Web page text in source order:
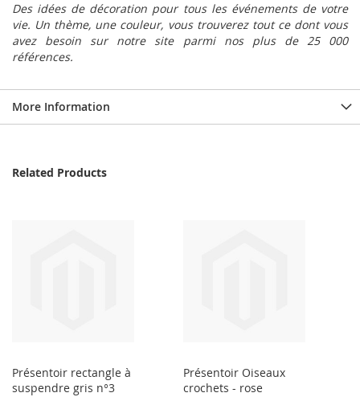
Des idées de décoration pour tous les événements de votre
vie. Un thème, une couleur, vous trouverez tout ce dont vous
avez besoin sur notre site parmi nos plus de 25 000
références.
More Information
Related Products
Présentoir rectangle à
suspendre gris n°3
Présentoir Oiseaux
crochets - rose